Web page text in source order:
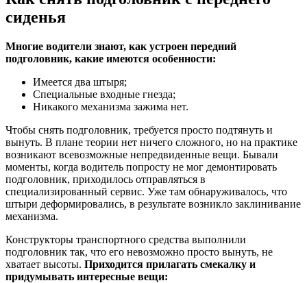
сиденья
Многие водители знают, как устроен передний
подголовник, какие имеются особенности:
Имеется два штыря;
Специальные входные гнезда;
Никакого механизма зажима нет.
Чтобы снять подголовник, требуется просто подтянуть и
вынуть. В плане теории нет ничего сложного, но на практике
возникают всевозможные непредвиденные вещи. Бывали
моменты, когда водитель попросту не мог демонтировать
подголовник, приходилось отправляться в
специализированный сервис. Уже там обнаруживалось, что
штыри деформировались, в результате возникло заклинивание
механизма.
Конструкторы транспортного средства выполнили
подголовник так, что его невозможно просто вынуть, не
хватает высоты. Приходится прилагать смекалку и
придумывать интересные вещи: